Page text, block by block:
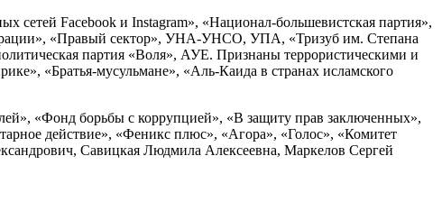
сетей Facebook и Instagram», «Национал-большевистская партия»,
«Правый сектор», УНА-УНСО, УПА, «Тризуб им. Степана
партия «Воля», АУЕ. Признаны террористическими и
«Братья-мусульмане», «Аль-Каида в странах исламского
«Фонд борьбы с коррупцией», «В защиту прав заключенных»,
действие», «Феникс плюс», «Агора», «Голос», «Комитет
Савицкая Людмила Алексеевна, Маркелов Сергей